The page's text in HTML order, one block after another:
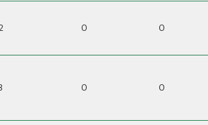
0 0
0 0